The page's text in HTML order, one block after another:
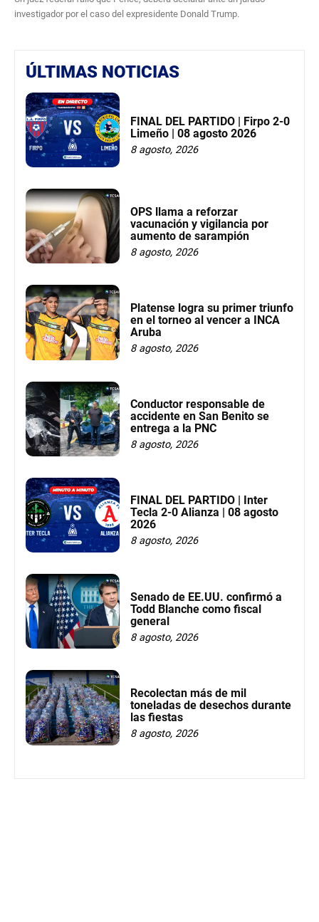
investigador por el caso del expresidente Donald Trump.
ÚLTIMAS NOTICIAS
FINAL DEL PARTIDO | Firpo 2-0
Limeño | 08 agosto 2026
8 agosto, 2026
OPS llama a reforzar
vacunación y vigilancia por
aumento de sarampión
8 agosto, 2026
Platense logra su primer triunfo
en el torneo al vencer a INCA
Aruba
8 agosto, 2026
Conductor responsable de
accidente en San Benito se
entrega a la PNC
8 agosto, 2026
FINAL DEL PARTIDO | Inter
Tecla 2-0 Alianza | 08 agosto
2026
8 agosto, 2026
Senado de EE.UU. confirmó a
Todd Blanche como fiscal
general
8 agosto, 2026
Recolectan más de mil
toneladas de desechos durante
las fiestas
8 agosto, 2026